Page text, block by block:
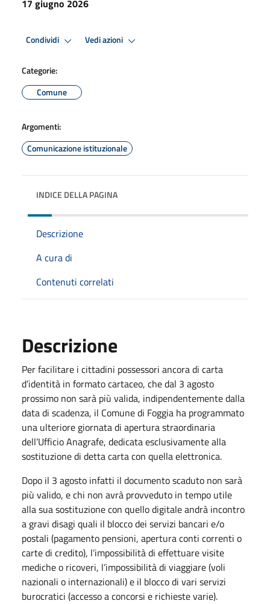
17 giugno 2026
Condividi Vedi azioni
Categorie:
Comune
Argomenti:
Comunicazione istituzionale
INDICE DELLA PAGINA
Descrizione
A cura di
Contenuti correlati
Descrizione
Per facilitare i cittadini possessori ancora di carta
d’identità in formato cartaceo, che dal 3 agosto
prossimo non sarà più valida, indipendentemente dalla
data di scadenza, il Comune di Foggia ha programmato
una ulteriore giornata di apertura straordinaria
dell’Ufficio Anagrafe, dedicata esclusivamente alla
sostituzione di detta carta con quella elettronica.
Dopo il 3 agosto infatti il documento scaduto non sarà
più valido, e chi non avrà provveduto in tempo utile
alla sua sostituzione con quello digitale andrà incontro
a gravi disagi quali il blocco dei servizi bancari e/o
postali (pagamento pensioni, apertura conti correnti o
carte di credito), l’impossibilità di effettuare visite
mediche o ricoveri, l’impossibilità di viaggiare (voli
nazionali o internazionali) e il blocco di vari servizi
burocratici (accesso a concorsi e richieste varie).